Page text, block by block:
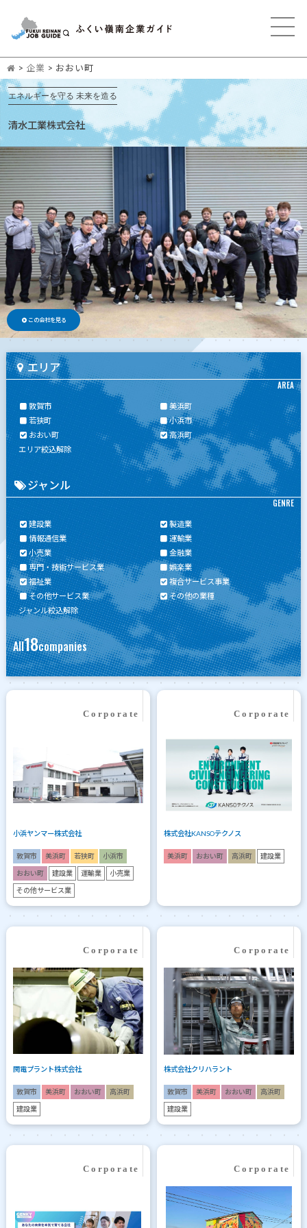
> 企業 > おおい町
エネルギーを守る 未来を造る
清水工業株式会社
この会社を見る
エリア
AREA
敦賀市
美浜町
若狭町
小浜市
おおい町
高浜町
エリア絞込解除
ジャンル
GENRE
建設業
製造業
情報通信業
運輸業
小売業
金融業
専門・技術サービス業
娯楽業
福祉業
複合サービス事業
その他サービス業
その他の業種
ジャンル絞込解除
All18companies
小浜ヤンマー株式会社
敦賀市 美浜町 若狭町 小浜市
おおい町 建設業 運輸業 小売業
その他サービス業
株式会社KANSOテクノス
美浜町 おおい町 高浜町 建設業
関電プラント株式会社
敦賀市 美浜町 おおい町 高浜町
建設業
株式会社クリハラント
敦賀市 美浜町 おおい町 高浜町
建設業